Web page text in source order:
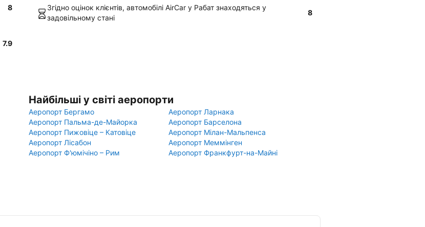
8
Згідно оцінок клієнтів, автомобілі AirCar у Рабат знаходяться у
задовільному стані
8
7.9
Найбільші у світі аеропорти
Аеропорт Бергамо
Аеропорт Ларнака
Аеропорт Пальма-де-Майорка
Аеропорт Барселона
Аеропорт Пижовіце – Катовіце
Аеропорт Мілан-Мальпенса
Аеропорт Лісабон
Аеропорт Меммінген
Аеропорт Ф'юмічіно – Рим
Аеропорт Франкфурт-на-Майні